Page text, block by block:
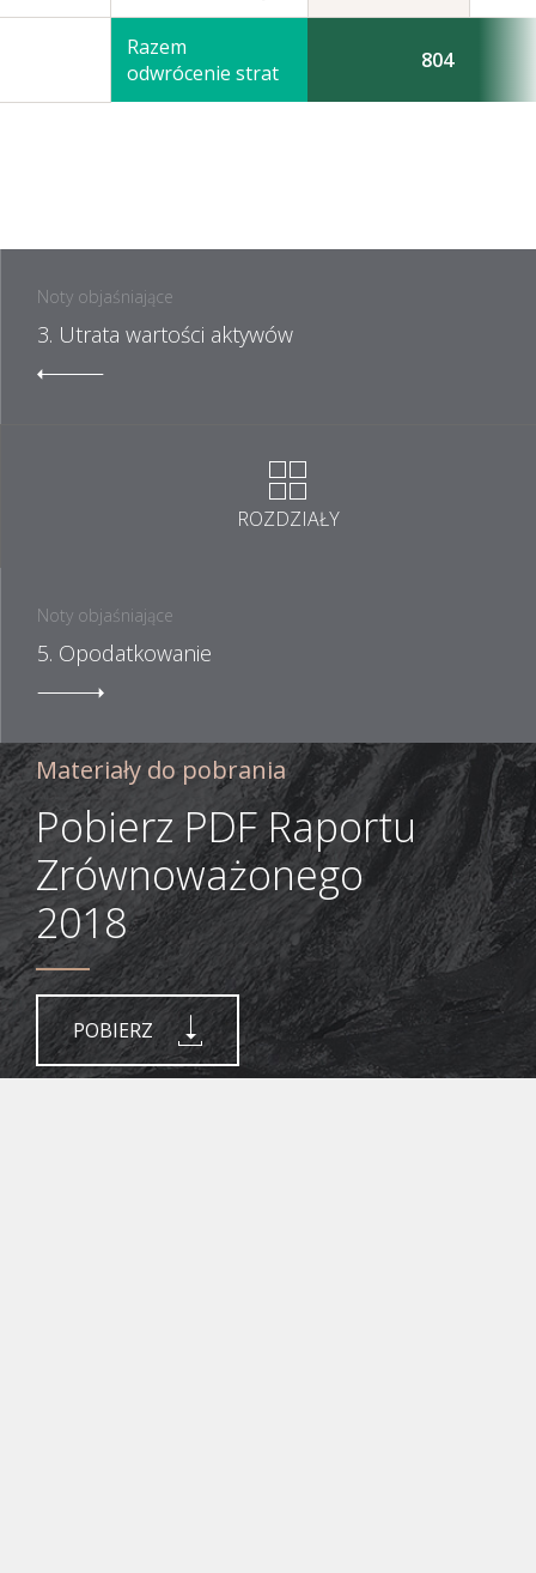
Razem
odwrócenie strat
804
Noty objaśniające
3. Utrata wartości aktywów
ROZDZIAŁY
Noty objaśniające
5. Opodatkowanie
Materiały do pobrania
Pobierz PDF Raportu
Zrównoważonego
2018
POBIERZ